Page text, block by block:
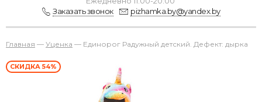
Заказать звонок
pizhamka.by@yandex.by
Главная — Уценка — Единорог Радужный детский. Дефект: дырка
СКИДКА 54%